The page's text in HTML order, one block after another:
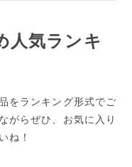
人気ランキ
をランキング形式でご
がらぜひ、お気に入り
ね！